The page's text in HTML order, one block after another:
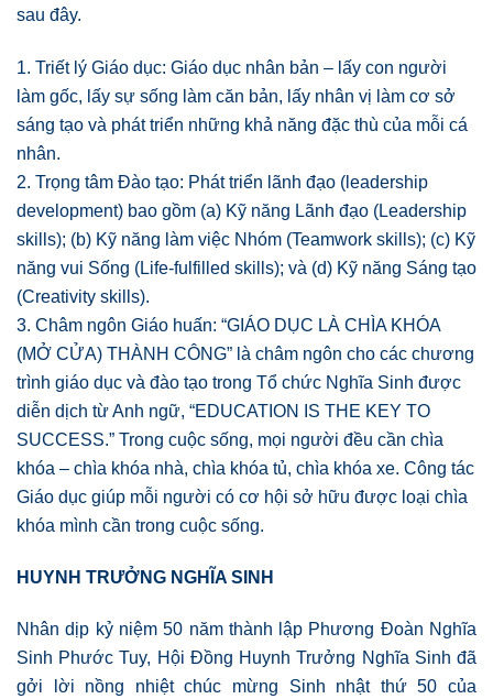
sau đây.
1. Triết lý Giáo dục: Giáo dục nhân bản – lấy con người
làm gốc, lấy sự sống làm căn bản, lấy nhân vị làm cơ sở
sáng tạo và phát triển những khả năng đặc thù của mỗi cá
nhân.
2. Trọng tâm Đào tạo: Phát triển lãnh đạo (leadership
development) bao gồm (a) Kỹ năng Lãnh đạo (Leadership
skills); (b) Kỹ năng làm việc Nhóm (Teamwork skills); (c) Kỹ
năng vui Sống (Life-fulfilled skills); và (d) Kỹ năng Sáng tạo
(Creativity skills).
3. Châm ngôn Giáo huấn: “GIÁO DỤC LÀ CHÌA KHÓA
(MỞ CỬA) THÀNH CÔNG” là châm ngôn cho các chương
trình giáo dục và đào tạo trong Tổ chức Nghĩa Sinh được
diễn dịch từ Anh ngữ, “EDUCATION IS THE KEY TO
SUCCESS.” Trong cuộc sống, mọi người đều cần chìa
khóa – chìa khóa nhà, chìa khóa tủ, chìa khóa xe. Công tác
Giáo dục giúp mỗi người có cơ hội sở hữu được loại chìa
khóa mình cần trong cuộc sống.
HUYNH TRƯỞNG NGHĨA SINH
Nhân dịp kỷ niệm 50 năm thành lập Phương Đoàn Nghĩa
Sinh Phước Tuy, Hội Đồng Huynh Trưởng Nghĩa Sinh đã
gởi lời nồng nhiệt chúc mừng Sinh nhật thứ 50 của